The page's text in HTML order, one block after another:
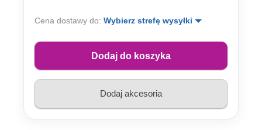
Cena dostawy do: Wybierz strefę wysyłki
Dodaj do koszyka
Dodaj akcesoria